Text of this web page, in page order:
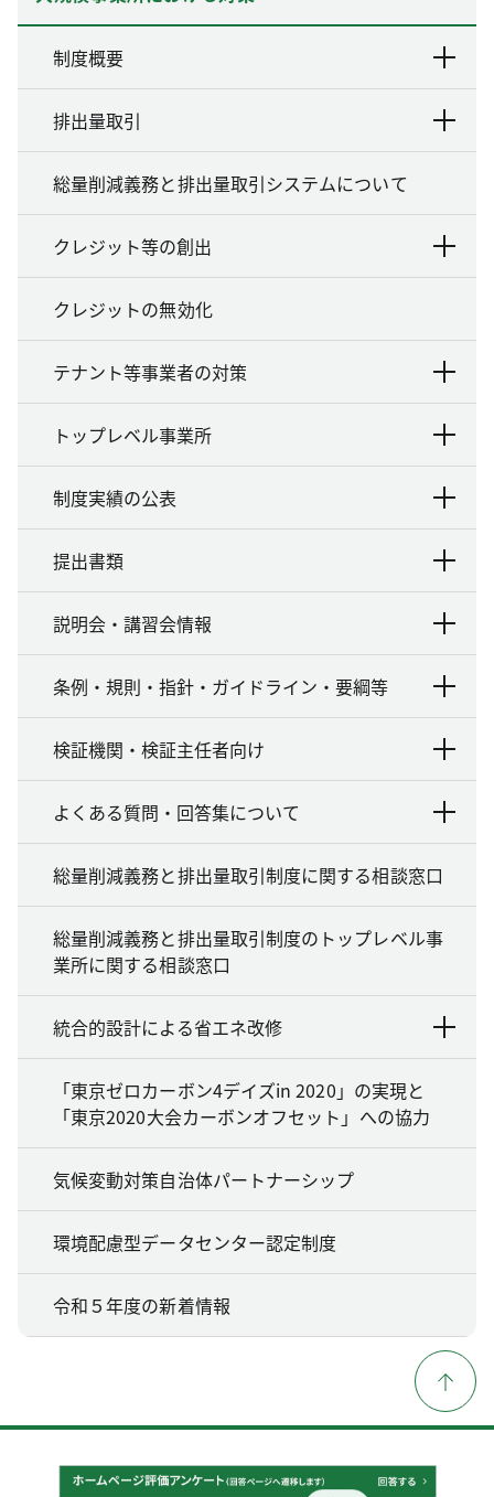
制度概要
排出量取引
総量削減義務と排出量取引システムについて
クレジット等の創出
クレジットの無効化
テナント等事業者の対策
トップレベル事業所
制度実績の公表
提出書類
説明会・講習会情報
条例・規則・指針・ガイドライン・要綱等
検証機関・検証主任者向け
よくある質問・回答集について
総量削減義務と排出量取引制度に関する相談窓口
総量削減義務と排出量取引制度のトップレベル事
業所に関する相談窓口
統合的設計による省エネ改修
「東京ゼロカーボン4デイズin 2020」の実現と
「東京2020大会カーボンオフセット」への協力
気候変動対策自治体パートナーシップ
環境配慮型データセンター認定制度
令和５年度の新着情報